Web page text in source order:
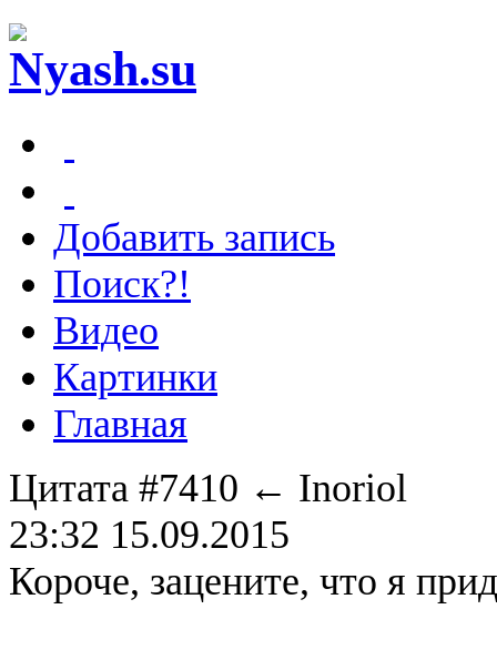
Добавить запись
Поиск?!
Видео
Картинки
Главная
Цитата #7410 ← Inoriol
23:32 15.09.2015
Короче, зацените, что я